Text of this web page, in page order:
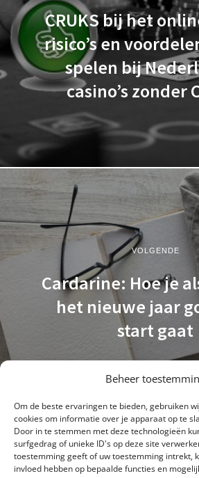
Beheer
Om de beste ervaringen te bieden, gebruiken
cookies om informatie over je apparaat op te
Door in te stemmen met deze technologieën
surfgedrag of unieke ID's op deze site
toestemming geeft of uw toestemming intrekt,
invloed hebben op bepaalde functies en
CRUKS bij het
risico’s en
spelen bij
casino’s zonder
VOLGENDE
Cardarine: Hoe je
het nieuwe jaar
start gaat